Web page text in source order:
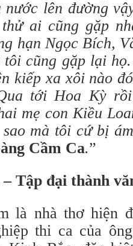
lên đường
ai cũng gặp
hạn Ngọc Bích,
cũng gặp lại
kiếp xa xôi nào
tới Hoa Kỳ
mẹ con Kiều
mà tôi cứ bị
Cầm Ca.”
Tập đại thành
là nhà thơ hiện
thi ca của